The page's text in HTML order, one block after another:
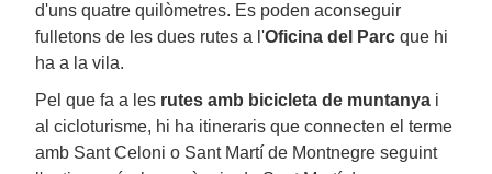
d'uns quatre quilòmetres. Es poden aconseguir
fulletons de les dues rutes a l'Oficina del Parc que hi
ha a la vila.
Pel que fa a les rutes amb bicicleta de muntanya i
al cicloturisme, hi ha itineraris que connecten el terme
amb Sant Celoni o Sant Martí de Montnegre seguint